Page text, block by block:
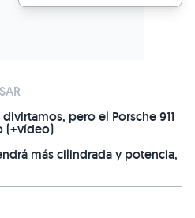
pero el Porsche 911
(+vídeo)
más cilindrada y potencia,